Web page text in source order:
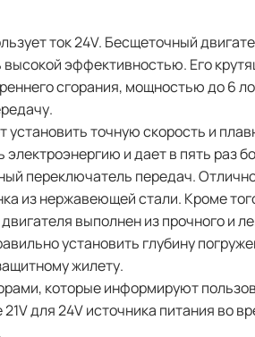
ток 24V. Бесщеточный
эффективностью. Его
сгорания, мощностью до 6
точную скорость и
электроэнергию и дает в пять раз
переключатель передач.
из нержавеющей стали. Кроме
выполнен из прочного и
установить глубину
жилету.
которые информируют
для 24V источника питания во